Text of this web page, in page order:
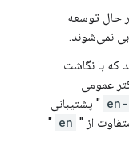
حال توسعه
نمی‌شوند.
که با نگاشت
عمومی
en- " پشتیبانی
از " en
"